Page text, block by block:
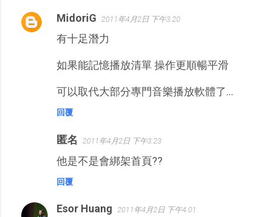
MidoriG 2011年4月2日 下午3:20
有十足潛力
如果能記憶播放清單 操作更順暢平滑
可以取代大部分專門音樂播放軟體了...
回覆
匿名 2011年4月2日 下午3:23
他是不是會綁架首頁??
回覆
Esor Huang 2011年4月2日 下午4:01